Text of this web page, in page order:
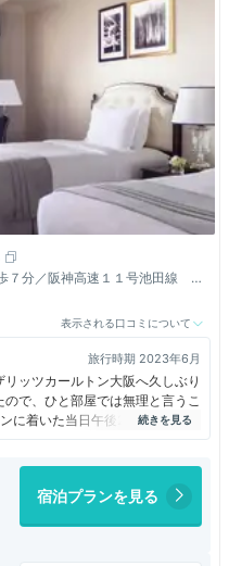
７分／阪神高速１１号池田線 出
表示される口コミについて
旅行時期 2023年6月
ッツカールトン大阪へ久しぶり
で、ひと部屋では無理と言うこ
に着いた当日午後2時半過ぎは
さんでいっぱいになっていまし
いただきました。お部屋もとて
きました。
宿泊プランを見る